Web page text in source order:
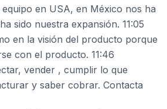
en USA, en México nos ha
sido nuestra expansión. 11:05
en la visión del producto porque
con el producto. 11:46
vender , cumplir lo que
y saber cobrar. Contacta